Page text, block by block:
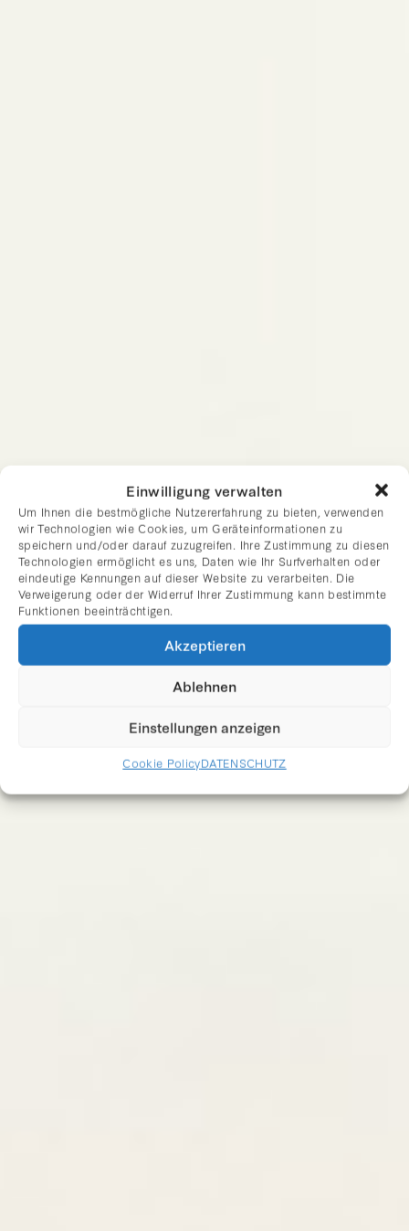
Einwilligung verwalten
Um Ihnen die bestmögliche Nutzererfahrung zu bieten, verwenden
wir Technologien wie Cookies, um Geräteinformationen zu
speichern und/oder darauf zuzugreifen. Ihre Zustimmung zu diesen
Technologien ermöglicht es uns, Daten wie Ihr Surfverhalten oder
eindeutige Kennungen auf dieser Website zu verarbeiten. Die
Verweigerung oder der Widerruf Ihrer Zustimmung kann bestimmte
Funktionen beeinträchtigen.
Akzeptieren
Ablehnen
Einstellungen anzeigen
Cookie PolicyDATENSCHUTZ
PHILIP TAAFFE